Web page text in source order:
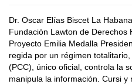
Dr. Oscar Elías Biscet La
Fundación Lawton de Derechos
Proyecto Emilia Medalla
regida por un régimen
(PCC), único oficial, controla la
manipula la información. Cursi y